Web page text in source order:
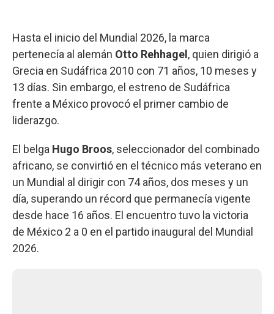
Hasta el inicio del Mundial 2026, la marca
pertenecía al alemán Otto Rehhagel , quien dirigió a
Grecia en Sudáfrica 2010 con 71 años, 10 meses y
13 días. Sin embargo, el estreno de Sudáfrica
frente a México provocó el primer cambio de
liderazgo.
El belga Hugo Broos, seleccionador del combinado
africano, se convirtió en el técnico más veterano en
un Mundial al dirigir con 74 años, dos meses y un
día, superando un récord que permanecía vigente
desde hace 16 años. El encuentro tuvo la victoria
de México 2 a 0 en el partido inaugural del Mundial
2026.